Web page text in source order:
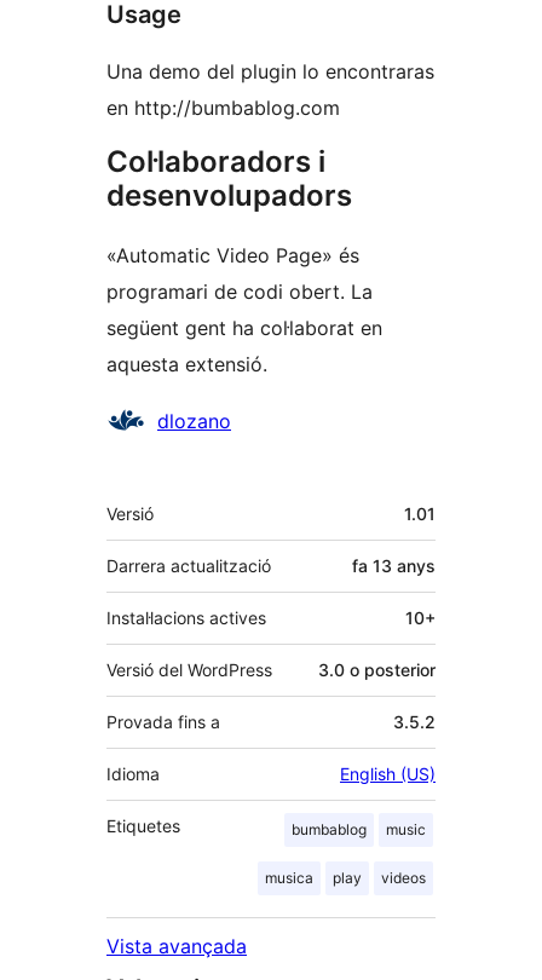
Usage
Una demo del plugin lo encontraras
en http://bumbablog.com
Col·laboradors i
desenvolupadors
«Automatic Video Page» és
programari de codi obert. La
següent gent ha col·laborat en
aquesta extensió.
Col·laboradors
dlozano
Meta
Versió 1.01
Darrera actualització fa 13 anys
Instal·lacions actives 10+
Versió del WordPress 3.0 o posterior
Provada fins a 3.5.2
Idioma English (US)
Etiquetes bumbablog music
musica play videos
Vista avançada